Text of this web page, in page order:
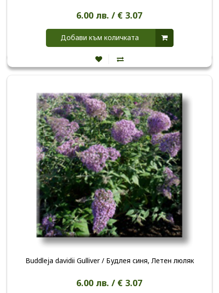
6.00 лв. / € 3.07
Добави към количката
Buddleja davidii Gulliver / Будлея синя, Летен люляк
6.00 лв. / € 3.07